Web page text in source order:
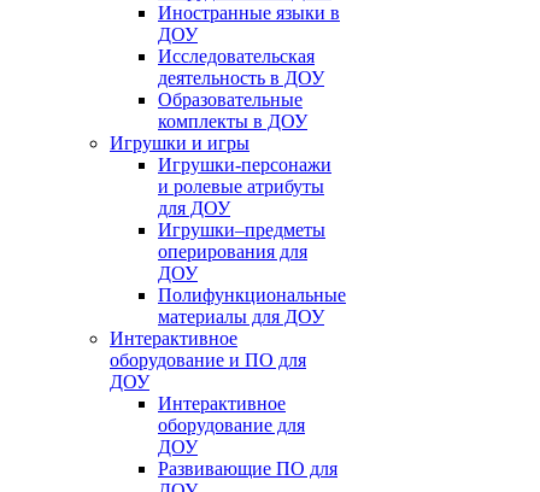
Иностранные языки в
ДОУ
Исследовательская
деятельность в ДОУ
Образовательные
комплекты в ДОУ
Игрушки и игры
Игрушки-персонажи
и ролевые атрибуты
для ДОУ
Игрушки–предметы
оперирования для
ДОУ
Полифункциональные
материалы для ДОУ
Интерактивное
оборудование и ПО для
ДОУ
Интерактивное
оборудование для
ДОУ
Развивающие ПО для